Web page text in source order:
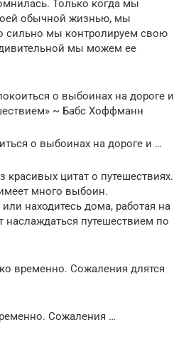
Только когда мы
обычной жизнью, мы
сильно мы контролируем свою
мы можем ее
о выбоинах на дороге и
~ Бабс Хоффманн
о выбоинах на дороге и …
красивых цитат о путешествиях.
много выбоин.
находитесь дома, работая на
наслаждаться путешествием по
временно. Сожаления длятся
Сожаления …